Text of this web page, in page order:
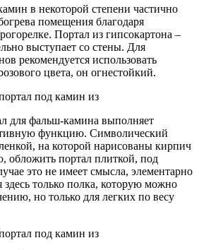
в некоторой степени частично
помещения благодаря
Портал из гипсокартона –
выступает со стены. Для
рекомендуется использовать
цвета, он огнестойкий.
для фальш-камина выполняет
функцию. Символический
на которой нарисованы кирпич
обложить портал плиткой, под
это не имеет смысла, элементарно
только полка, которую можно
но только для легких по весу